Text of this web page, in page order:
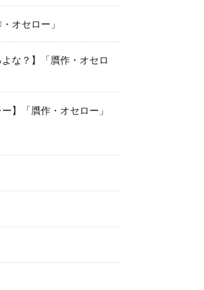
オセロー」
よな？】「贋作・オセロ
】「贋作・オセロー」